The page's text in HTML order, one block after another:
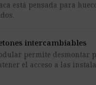
está pensada para
intercambiables
permite desmontar
el acceso a las